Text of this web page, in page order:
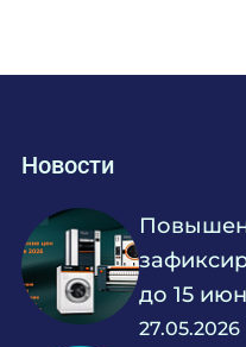
Новости
до 15
27.05.2026